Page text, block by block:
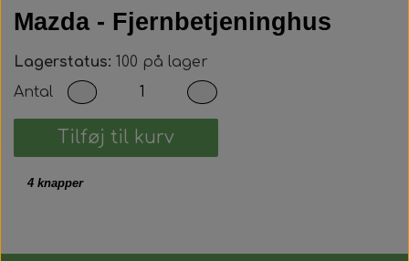
Mazda - Fjernbetjeninghus
Lagerstatus: 100 på lager
Antal
Tilføj til kurv
4 knapper